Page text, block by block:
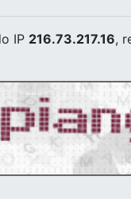
IP 216.73.217.16,